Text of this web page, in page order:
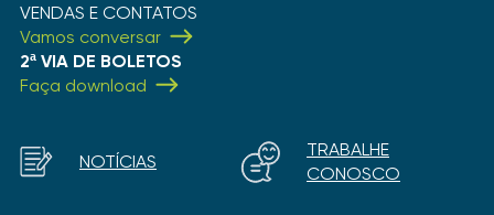
VENDAS E CONTATOS
Vamos conversar
2ª VIA DE BOLETOS
Faça download
NOTÍCIAS
TRABALHE
CONOSCO